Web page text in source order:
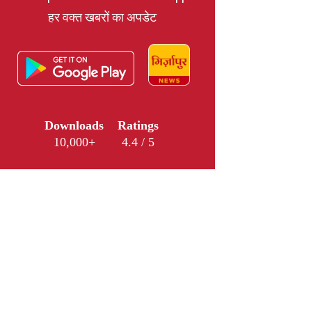
हर वक्त खबरों का अपडेट
Downloads
10,000+
Ratings
4.4 / 5